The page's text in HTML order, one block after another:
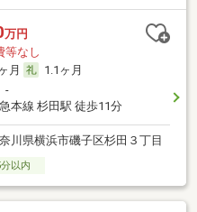
万円
等なし
月
1.1ヶ月
本線 杉田駅 徒歩11分
川県横浜市磯子区杉田３丁目
以内